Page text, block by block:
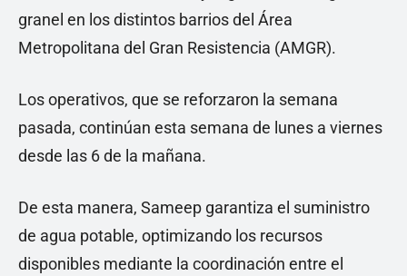
granel en los distintos barrios del Área
Metropolitana del Gran Resistencia (AMGR).
Los operativos, que se reforzaron la semana
pasada, continúan esta semana de lunes a viernes
desde las 6 de la mañana.
De esta manera, Sameep garantiza el suministro
de agua potable, optimizando los recursos
disponibles mediante la coordinación entre el